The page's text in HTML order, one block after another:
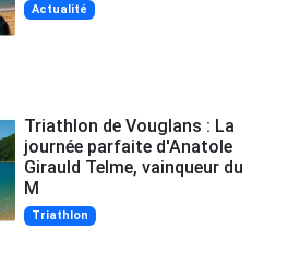
Actualité
Triathlon de Vouglans : La
journée parfaite d'Anatole
Girauld Telme, vainqueur du
M
Triathlon